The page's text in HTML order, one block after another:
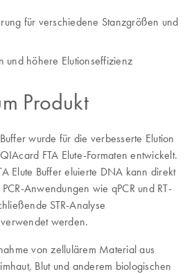
für verschiedene Stanzgrößen und
und höhere Elutionseffizienz
Produkt
wurde für die verbesserte Elution
FTA Elute-Formaten entwickelt.
Elute Buffer eluierte DNA kann direkt
Anwendungen wie qPCR und RT-
STR-Analyse
werden.
von zellulärem Material aus
Blut und anderem biologischen